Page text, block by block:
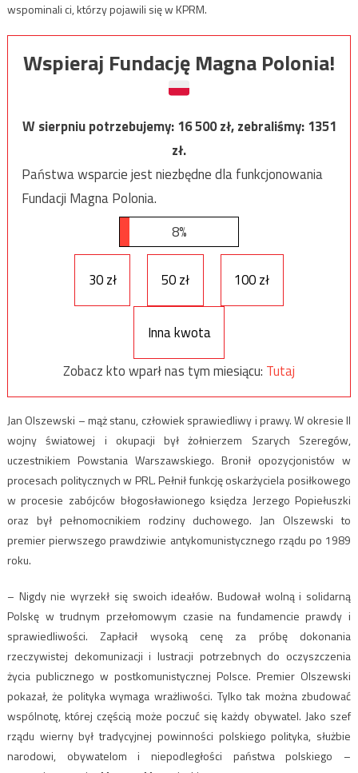
wspominali ci, którzy pojawili się w KPRM.
Wspieraj Fundację Magna Polonia!
W sierpniu potrzebujemy:16 500zł, zebraliśmy:1351
zł.
Państwa wsparcie jest niezbędne dla funkcjonowania
Fundacji Magna Polonia.
8%
30 zł 50 zł 100 zł
Inna kwota
Zobacz kto wparł nas tym miesiącu: Tutaj
Jan Olszewski – mąż stanu, człowiek sprawiedliwy i prawy. W okresie II
wojny światowej i okupacji był żołnierzem Szarych Szeregów,
uczestnikiem Powstania Warszawskiego. Bronił opozycjonistów w
procesach politycznych w PRL. Pełnił funkcję oskarżyciela posiłkowego
w procesie zabójców błogosławionego księdza Jerzego Popiełuszki
oraz był pełnomocnikiem rodziny duchowego. Jan Olszewski to
premier pierwszego prawdziwie antykomunistycznego rządu po 1989
roku.
– Nigdy nie wyrzekł się swoich ideałów. Budował wolną i solidarną
Polskę w trudnym przełomowym czasie na fundamencie prawdy i
sprawiedliwości. Zapłacił wysoką cenę za próbę dokonania
rzeczywistej dekomunizacji i lustracji potrzebnych do oczyszczenia
życia publicznego w postkomunistycznej Polsce. Premier Olszewski
pokazał, że polityka wymaga wrażliwości. Tylko tak można zbudować
wspólnotę, której częścią może poczuć się każdy obywatel. Jako szef
rządu wierny był tradycyjnej powinności polskiego polityka, służbie
narodowi, obywatelom i niepodległości państwa polskiego –